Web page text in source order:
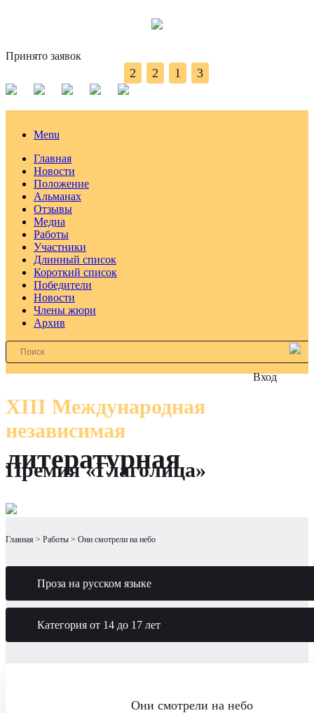
Принято заявок
2 2 1 3
Menu
Главная
Новости
Положение
Альманах
Отзывы
Медиа
Работы
Участники
Длинный список
Короткий список
Победители
Новости
Члены жюри
Архив
Вход
XIII Международная
независимая
литературная
Премия «Глаголица»
Главная Работы Они смотрели на небо
Проза на русском языке
Категория от 14 до 17 лет
Они смотрели на небо